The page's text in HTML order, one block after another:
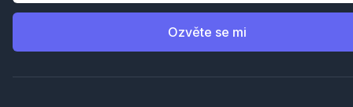
Ozvěte se mi